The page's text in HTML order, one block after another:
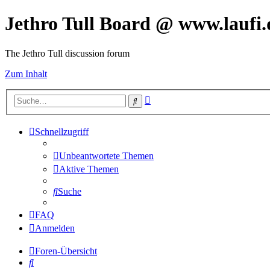
Jethro Tull Board @
The Jethro Tull discussion forum
Zum Inhalt
Suche
Schnellzugriff
Unbeantwortete Themen
Aktive Themen
Suche
FAQ
Anmelden
Foren-Übersicht
Suche